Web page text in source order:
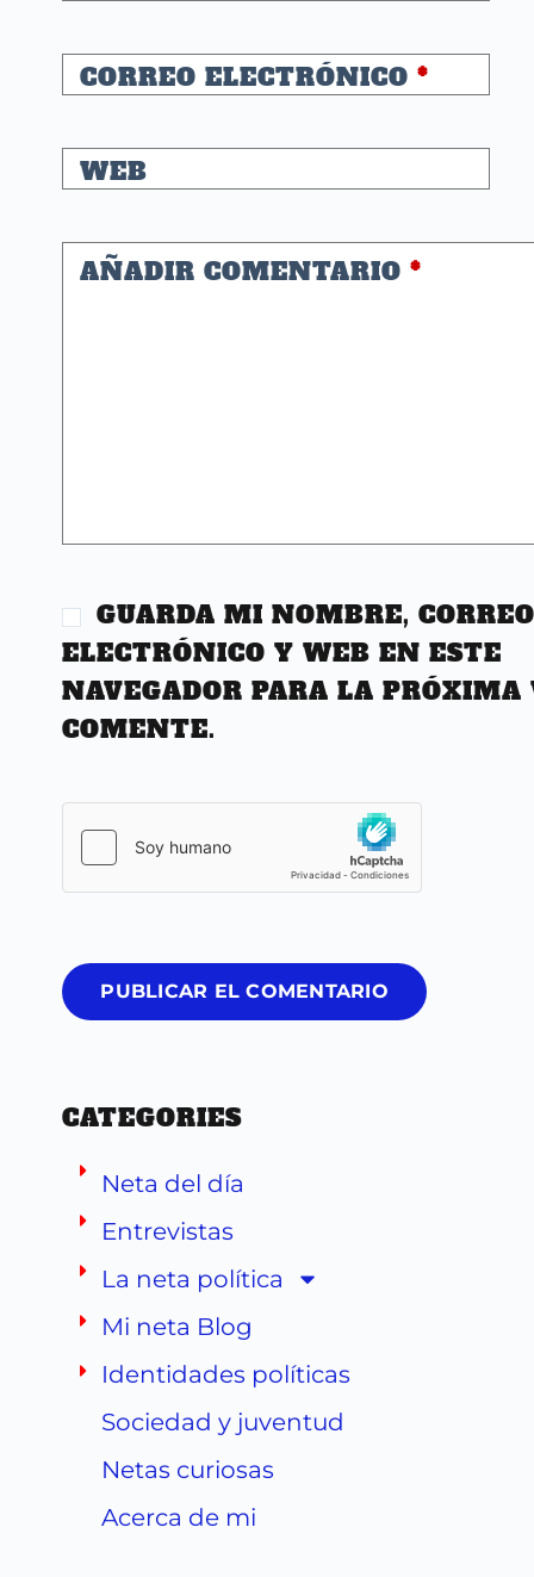
CORREO ELECTRÓNICO *
WEB
AÑADIR COMENTARIO *
GUARDA MI NOMBRE, CORREO
ELECTRÓNICO Y WEB EN ESTE
NAVEGADOR PARA LA PRÓXIMA
COMENTE.
PUBLICAR EL COMENTARIO
CATEGORIES
Neta del día
Entrevistas
La neta política
Mi neta Blog
Identidades políticas
Sociedad y juventud
Netas curiosas
Acerca de mi